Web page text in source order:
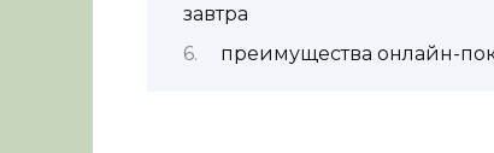
завтра
преимущества онлайн-